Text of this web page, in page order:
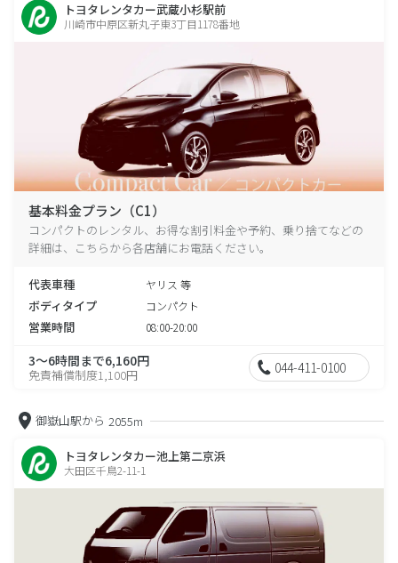
トヨタレンタカー武蔵小杉駅前
川崎市中原区新丸子東3丁目1178番地
基本料金プラン（C1）
コンパクトのレンタル、お得な割引料金や予約、乗り捨てなどの
詳細は、こちらから各店舗にお電話ください。
代表車種 ヤリス 等
ボディタイプ コンパクト
営業時間 08:00-20:00
3～6時間まで6,160円
免責補償制度1,100円 044-411-0100
御嶽山駅から 2055m
トヨタレンタカー池上第二京浜
大田区千鳥2-11-1